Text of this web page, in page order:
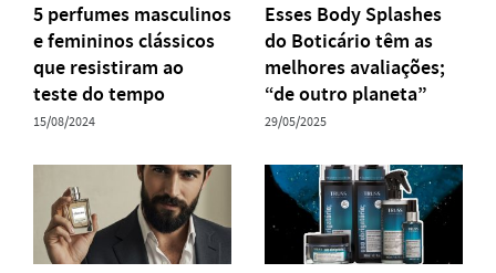
5 perfumes masculinos
e femininos clássicos
que resistiram ao
teste do tempo
15/08/2024
Esses Body Splashes
do Boticário têm as
melhores avaliações;
“de outro planeta”
29/05/2025